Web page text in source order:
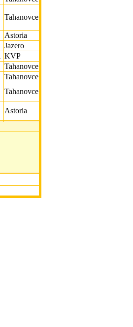
Tahanovce
Astoria
Jazero
KVP
Tahanovce
Tahanovce
Tahanovce
Astoria